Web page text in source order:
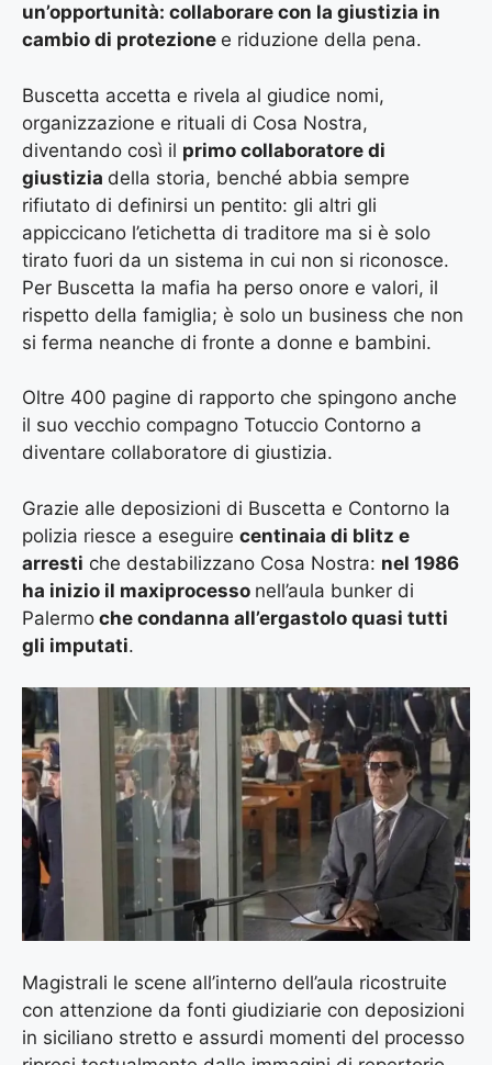
un’opportunità: collaborare con la giustizia in
cambio di protezione e riduzione della pena.
Buscetta accetta e rivela al giudice nomi,
organizzazione e rituali di Cosa Nostra,
diventando così il primo collaboratore di
giustizia della storia, benché abbia sempre
rifiutato di definirsi un pentito: gli altri gli
appiccicano l’etichetta di traditore ma si è solo
tirato fuori da un sistema in cui non si riconosce.
Per Buscetta la mafia ha perso onore e valori, il
rispetto della famiglia; è solo un business che non
si ferma neanche di fronte a donne e bambini.
Oltre 400 pagine di rapporto che spingono anche
il suo vecchio compagno Totuccio Contorno a
diventare collaboratore di giustizia.
Grazie alle deposizioni di Buscetta e Contorno la
polizia riesce a eseguire centinaia di blitz e
arresti che destabilizzano Cosa Nostra: nel 1986
ha inizio il maxiprocesso nell’aula bunker di
Palermo che condanna all’ergastolo quasi tutti
gli imputati.
Magistrali le scene all’interno dell’aula ricostruite
con attenzione da fonti giudiziarie con deposizioni
in siciliano stretto e assurdi momenti del processo